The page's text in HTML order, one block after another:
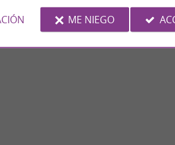
ME NIEGO